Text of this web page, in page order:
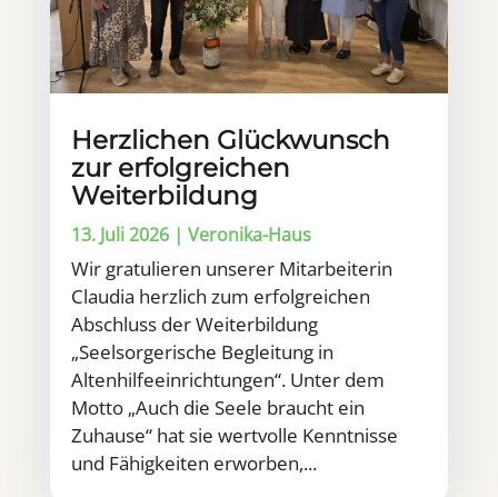
Herzlichen Glückwunsch
zur erfolgreichen
Weiterbildung
13. Juli 2026| Veronika-Haus
Wir gratulieren unserer Mitarbeiterin
Claudia herzlich zum erfolgreichen
Abschluss der Weiterbildung
„Seelsorgerische Begleitung in
Altenhilfeeinrichtungen“. Unter dem
Motto „Auch die Seele braucht ein
Zuhause“ hat sie wertvolle Kenntnisse
und Fähigkeiten erworben,...